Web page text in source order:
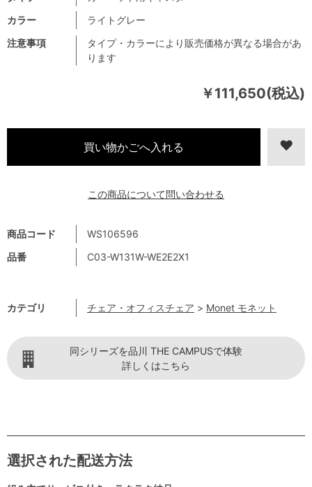
￥111,650(税込)
商品コード
WS106596
品番
C03-W131W-WE2E2X1
カテゴリ チェア・オフィスチェア > Monet モネット
注意事項
タイプ・カラーにより販売価格が異なる場合があ
ります
カラー
ライトグレー
この商品について問い合わせる
同シリーズを品川 THE CAMPUSで体験
詳しくはこちら
選択された配送方法